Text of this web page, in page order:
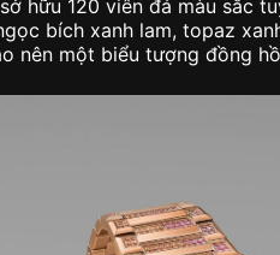
hữu 120 viên đá màu sắc
bích xanh lam, topaz
nên một biểu tượng đồng